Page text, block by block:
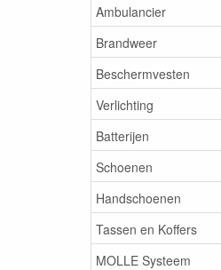
Ambulancier
Brandweer
Beschermvesten
Verlichting
Batterijen
Schoenen
Handschoenen
Tassen en Koffers
MOLLE Systeem